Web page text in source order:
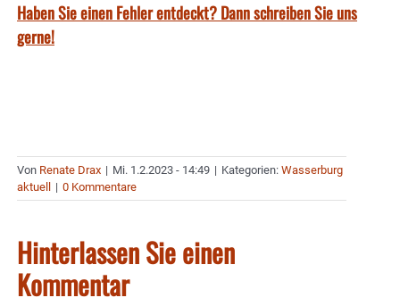
Haben Sie einen Fehler entdeckt? Dann schreiben Sie uns
gerne!
Von Renate Drax | Mi. 1.2.2023 - 14:49 | Kategorien: Wasserburg
aktuell
| 0 Kommentare
Hinterlassen Sie einen
Kommentar